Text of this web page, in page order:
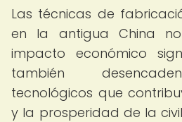
Las técnicas de
en la antigua China
impacto económico
también
tecnológicos que
y la prosperidad de la